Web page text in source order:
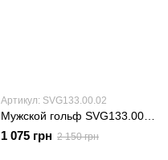
Артикул: SVG133.00.02
1 075 грн 2 150 грн